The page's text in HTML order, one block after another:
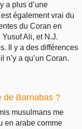
a plus d’une
également vrai du
du Coran en
Ali, et N.J.
Il y a des différences
a qu’un Coran.
de Barnabas ?
musulmans me
en arabe comme